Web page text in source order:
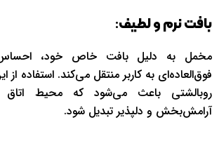
بافت نرم و لطیف:
مخمل به دلیل بافت خاص خود،
فوق‌العاده‌ای به کاربر منتقل می‌کند. استفاده
روبالشتی باعث می‌شود که محیط
آرامش‌بخش و دلپذیر تبدیل شود.